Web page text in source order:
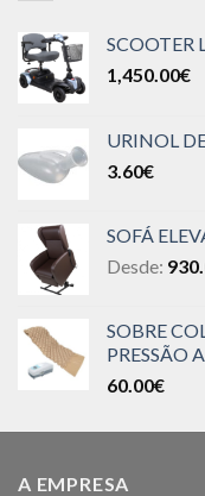
SCOOTER
1,450.00€
URINOL
3.60€
SOFÁ
Desde:
SOBRE
PRESSÃO
60.00€
A EMPRESA